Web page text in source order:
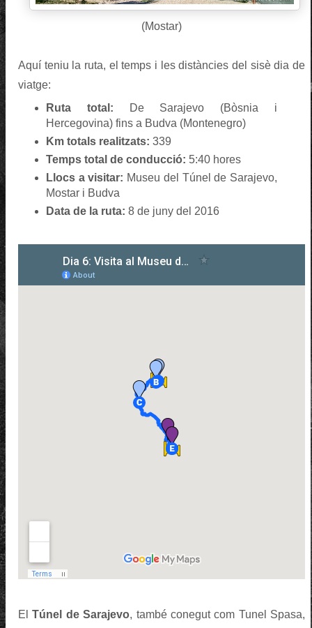
(Mostar)
Aquí teniu la ruta, el temps i les distàncies del sisè dia de
viatge:
Ruta total: De Sarajevo (Bòsnia i
Hercegovina) fins a Budva (Montenegro)
Km totals realitzats: 339
Temps total de conducció: 5:40 hores
Llocs a visitar: Museu del Túnel de Sarajevo,
Mostar i Budva
Data de la ruta: 8 de juny del 2016
ElTúnel de Sarajevo, també conegut com Tunel Spasa,